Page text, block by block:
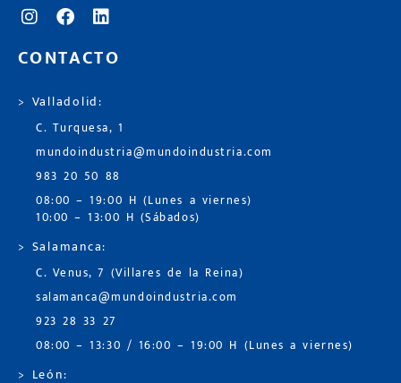
CONTACTO
> Valladolid:
C. Turquesa, 1
mundoindustria@mundoindustria.com
983 20 50 88
08:00 – 19:00 H (Lunes a viernes)
10:00 – 13:00 H (Sábados)
> Salamanca:
C. Venus, 7 (Villares de la Reina)
salamanca@mundoindustria.com
923 28 33 27
08:00 – 13:30 / 16:00 – 19:00 H (Lunes a viernes)
> León: